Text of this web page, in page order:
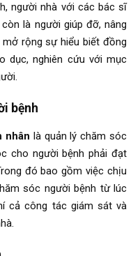
người nhà với các bác sĩ
là người giúp đỡ, nâng
rộng sự hiểu biết đồng
dục, nghiên cứu với mục
bệnh
nhân là quản lý chăm sóc
cho người bệnh phải đạt
đó bao gồm việc chịu
sóc người bệnh từ lúc
cả công tác giám sát và